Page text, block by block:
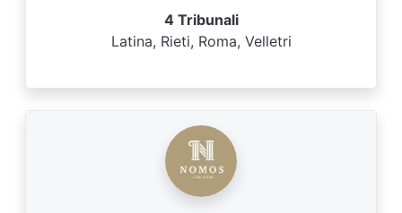
4 Tribunali
Latina, Rieti, Roma, Velletri